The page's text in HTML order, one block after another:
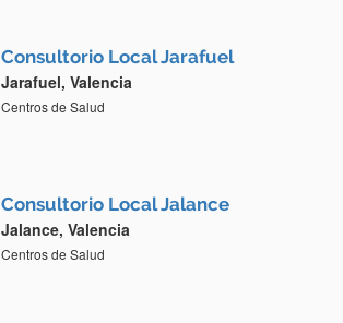
Consultorio Local Jarafuel
Jarafuel, Valencia
Centros de Salud
Consultorio Local Jalance
Jalance, Valencia
Centros de Salud